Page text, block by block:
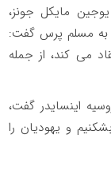
مایکل جونز،
به مسلم پرس گفت:
می کند، از جمله
اینسایدر گفت،
و یهودیان را